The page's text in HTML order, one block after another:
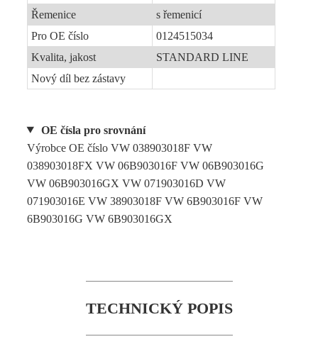
Řemenice
s řemenicí
Pro OE číslo
0124515034
Kvalita, jakost
STANDARD LINE
Nový díl bez zástavy
OE čísla pro srovnání
Výrobce OE číslo VW 038903018F VW
038903018FX VW 06B903016F VW 06B903016G
VW 06B903016GX VW 071903016D VW
071903016E VW 38903018F VW 6B903016F VW
6B903016G VW 6B903016GX
TECHNICKÝ POPIS